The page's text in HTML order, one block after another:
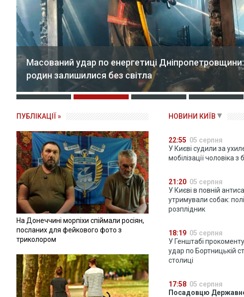
Масований удар по енергетиці Дніпропетровщини: 126
родин залишилися без світла
ПУБЛІКАЦІЇ »
На Донеччині морпіхи спіймали росіян,
посланих для фейкового фото з
триколором
НОВИНИ КИЇВ
22:55 05 серпня
У Києві судили за
мобілізації чоловіка
21:20 05 серпня
У Києві в повній
утримували собак:
розплідник
18:19 05 серпня
У Генштабі
удар по Бортницькій
столиці
17:58 05 серпня
Посадовцю